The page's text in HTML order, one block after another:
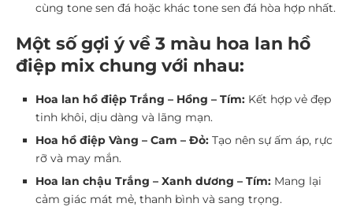
cùng tone sen đá hoặc khác tone sen đá hòa hợp nhất.
Một số gợi ý về 3 màu hoa lan hồ
điệp mix chung với nhau:
Hoa lan hồ điệp Trắng – Hồng – Tím: Kết hợp vẻ đẹp
tinh khôi, dịu dàng và lãng mạn.
Hoa hồ điệp Vàng – Cam – Đỏ: Tạo nên sự ấm áp, rực
rỡ và may mắn.
Hoa lan chậu Trắng – Xanh dương – Tím: Mang lại
cảm giác mát mẻ, thanh bình và sang trọng.